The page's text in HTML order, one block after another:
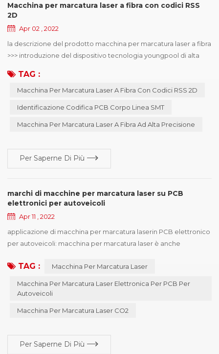
Macchina per marcatura laser a fibra con codici RSS
2D
Apr 02 , 2022
la descrizione del prodotto macchina per marcatura laser a fibra
>>> introduzione del dispositivo tecnologia youngpool di alta
principalmente in Identificazione della codifica del PCB del
corpo della linea smt , può scegliere la codifica online o offline, il
TAG :
Macchina Per Marcatura Laser A Fibra Con Codici RSS 2D
Identificazione Codifica PCB Corpo Linea SMT
Macchina Per Marcatura Laser A Fibra Ad Alta Precisione
Per Saperne Di Più
marchi di macchine per marcatura laser su PCB
elettronici per autoveicoli
Apr 11 , 2022
applicazione di macchina per marcatura laserin PCB elettronico
per autoveicoli: macchina per marcatura laser è anche
la marcatura laser, macchina per marcatura laser, macchina per
marcatura laser e così via, la macchina per marcatura laser ha
TAG : Macchina Per Marcatura Laser
Macchina Per Marcatura Laser Elettronica Per PCB Per
Autoveicoli
Macchina Per Marcatura Laser CO2
Per Saperne Di Più